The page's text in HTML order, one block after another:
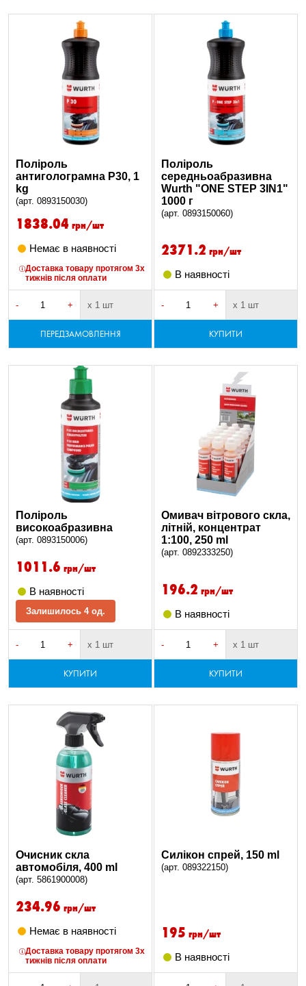
Поліроль
антиголограмна P30, 1
kg
(арт. 0893150030)
1838.04 грн/шт
Немає в наявності
Доставка товару протягом 3х
тижнів після оплати
- + х 1 шт
ПЕРЕДЗАМОВЛЕННЯ
Поліроль
середньоабразивна
Wurth "ONE STEP 3IN1"
1000 г
(арт. 0893150060)
2371.2 грн/шт
В наявності
- + х 1 шт
КУПИТИ
Поліроль
високоабразивна
(арт. 0893150006)
1011.6 грн/шт
В наявності
Залишилось 4 од.
- + х 1 шт
КУПИТИ
Омивач вітрового скла,
літній, концентрат
1:100, 250 ml
(арт. 0892333250)
196.2 грн/шт
В наявності
- + х 1 шт
КУПИТИ
Очисник скла
автомобіля, 400 ml
(арт. 5861900008)
234.96 грн/шт
Немає в наявності
Доставка товару протягом 3х
тижнів після оплати
Силікон спрей, 150 ml
(арт. 089322150)
195 грн/шт
В наявності